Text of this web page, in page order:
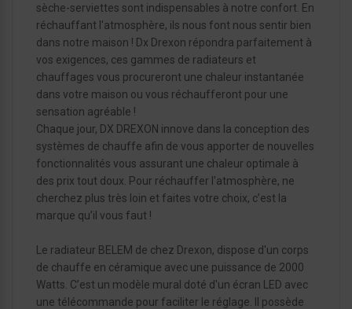
sèche-serviettes sont indispensables à notre confort. En
réchauffant l'atmosphère, ils nous font nous sentir bien
dans notre maison ! Dx Drexon répondra parfaitement à
vos exigences, ces gammes de radiateurs et
chauffages vous procureront une chaleur instantanée
dans votre maison ou vous réchaufferont pour une
sensation agréable !
Chaque jour, DX DREXON innove dans la conception des
systèmes de chauffe afin de vous apporter de nouvelles
fonctionnalités vous assurant une chaleur optimale à
des prix tout doux. Pour réchauffer l'atmosphère, ne
cherchez plus très loin et faites votre choix, c’est la
marque qu’il vous faut !
Le radiateur BELEM de chez Drexon, dispose d'un corps
de chauffe en céramique avec une puissance de 2000
Watts. C’est un modèle mural doté d'un écran LED avec
une télécommande pour faciliter le réglage. Il possède